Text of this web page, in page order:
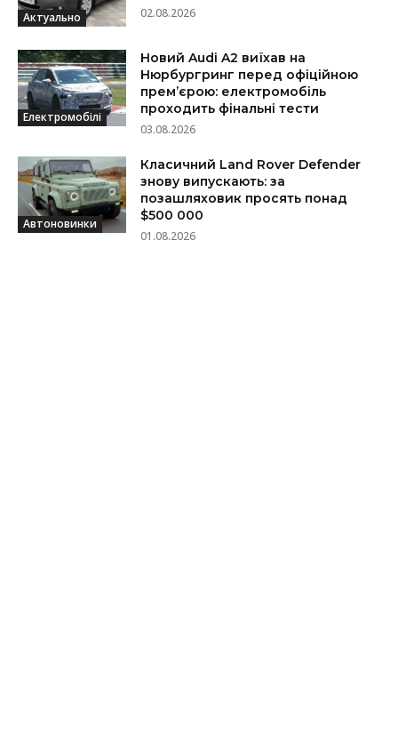
Актуально 02.08.2026
Електромобілі
Новий Audi A2 виїхав на
Нюрбургринг перед офіційною
прем’єрою: електромобіль
проходить фінальні тести
03.08.2026
Автоновинки
Класичний Land Rover Defender
знову випускають: за
позашляховик просять понад
$500 000
01.08.2026